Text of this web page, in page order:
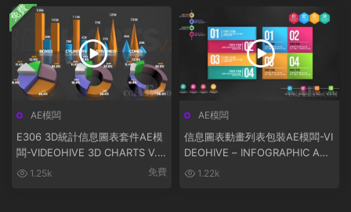
AE模闆
E306 3D統計信息圖表套件AE模
闆-VIDEOHIVE 3D CHARTS V.2
16228555
1.25k 免費
免費
AE模闆
信息圖表動畫列表包裝AE模闆-VI
DEOHIVE – INFOGRAPHIC ANI
MATED LISTS – 25138752
1.22k